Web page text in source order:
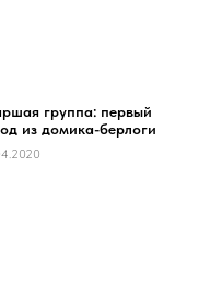
группа: первый
из домика-берлоги